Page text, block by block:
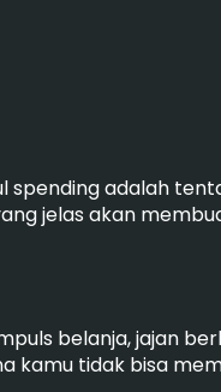
spending adalah
jelas akan
belanja, jajan
kamu tidak bisa